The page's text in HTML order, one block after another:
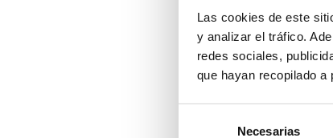
Las cookies de este
y analizar el tráfico.
redes sociales,
que hayan recopilado
Necesarias